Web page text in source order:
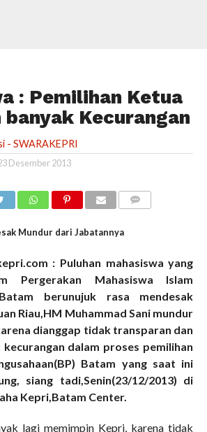
: Pemilihan Ketua
banyak Kecurangan
- SWARAKEPRI
Desember 2013
Mundur dari Jabatannya
: Puluhan mahasiswa yang
Pergerakan Mahasiswa Islam
berunujuk rasa mendesak
Riau,HM Muhammad Sani mundur
dianggap tidak transparan dan
dalam proses pemilihan
Batam yang saat ini
siang tadi,Senin(23/12/2013) di
Kepri,Batam Center.
lagi memimpin Kepri, karena tidak